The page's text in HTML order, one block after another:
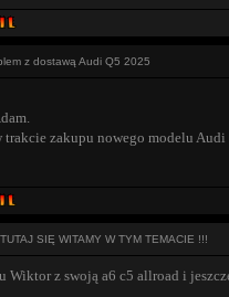
z dostawą Audi Q5 2025
trakcie zakupu nowego modelu Audi
SIĘ WITAMY W TYM TEMACIE !!!
Wiktor z swoją a6 c5 allroad i